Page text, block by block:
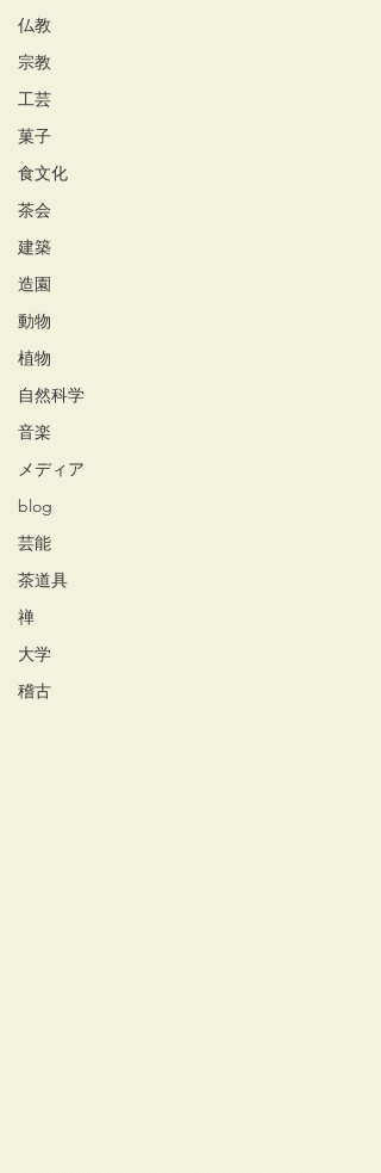
仏教
宗教
工芸
菓子
食文化
茶会
建築
造園
動物
植物
自然科学
音楽
メディア
blog
芸能
茶道具
禅
大学
稽古